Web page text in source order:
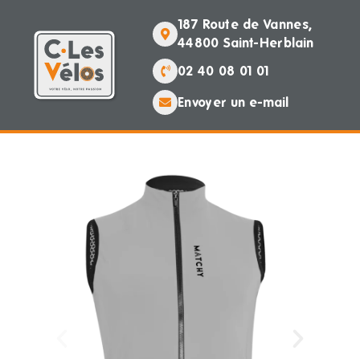
187 Route de Vannes,
44800 Saint-Herblain
02 40 08 01 01
Envoyer un e-mail